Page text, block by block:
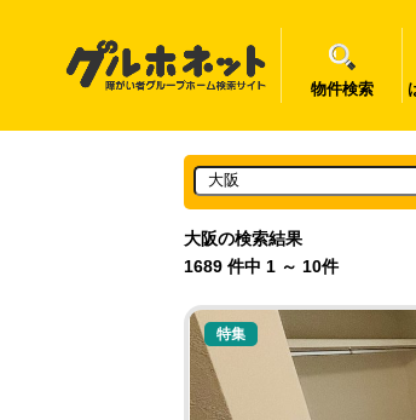
物件検索
大阪の検索結果
1689 件中 1 ～ 10件
特集